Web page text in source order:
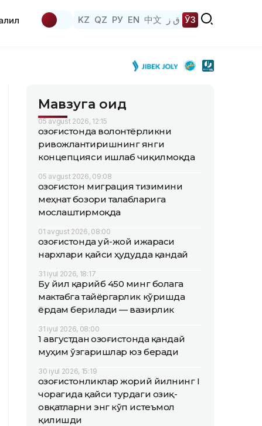
KZ QZ РУ EN 中文 ق ز ЎЗ
Мавзуга оид
05 avgust 2026, 12:15
Қозоғистонда волонтёрликни
ривожлантиришнинг янги
концепцияси ишлаб чиқилмоқда
05 avgust 2026, 09:08
Қозоғистон миграция тизимини
меҳнат бозори талабларига
мослаштирмоқда
01 avgust 2026, 08:00
Қозоғистонда уй-жой ижараси
нархлари қайси ҳудудда қандай
31 iyul 2026, 18:17
Бу йил қарийб 450 минг болага
мактабга тайёргарлик кўришда
ёрдам берилади — вазирлик
31 iyul 2026, 08:00
1 августдан Қозоғистонда қандай
муҳим ўзгаришлар юз беради
30 iyul 2026, 15:19
Қозоғистонликлар жорий йилнинг I
чорагида қайси турдаги озиқ-
овқатларни энг кўп истеъмол
қилишди